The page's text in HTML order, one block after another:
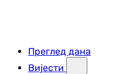
Преглед дана
Вијести